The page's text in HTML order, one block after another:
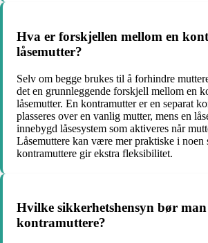
Hva er forskjellen mellom en
låsemutter?
Selv om begge brukes til å forhindre
det en grunnleggende forskjell mellom en
låsemutter. En kontramutter er en separat
plasseres over en vanlig mutter, mens en
innebygd låsesystem som aktiveres når
Låsemuttere kan være mer praktiske i noen
kontramuttere gir ekstra fleksibilitet.
Hvilke sikkerhetshensyn bør
kontramuttere?